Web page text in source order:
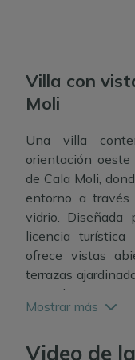
Villa con
Moli
Una villa
orientación
de Cala Moli,
entorno a
vidrio.
licencia
ofrece vistas
terrazas
tan solo 5 minutos
rigurosa definen
Mostrar más
Video de